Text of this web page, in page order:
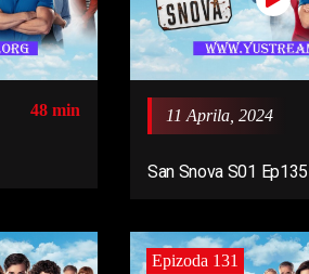
48 min 11 Aprila, 2024
San Snova S01 Ep135
Epizoda 131